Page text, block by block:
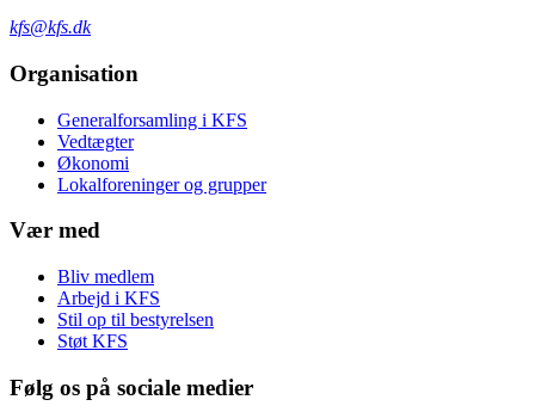
kfs@kfs.dk
Organisation
Generalforsamling i KFS
Vedtægter
Økonomi
Lokalforeninger og grupper
Vær med
Bliv medlem
Arbejd i KFS
Stil op til bestyrelsen
Støt KFS
Følg os på sociale medier